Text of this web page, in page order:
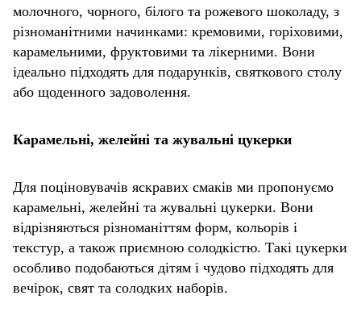
молочного, чорного, білого та рожевого шоколаду, з
різноманітними начинками: кремовими, горіховими,
карамельними, фруктовими та лікерними. Вони
ідеально підходять для подарунків, святкового столу
або щоденного задоволення.
Карамельні, желейні та жувальні цукерки
Для поціновувачів яскравих смаків ми пропонуємо
карамельні, желейні та жувальні цукерки. Вони
відрізняються різноманіттям форм, кольорів і
текстур, а також приємною солодкістю. Такі цукерки
особливо подобаються дітям і чудово підходять для
вечірок, свят та солодких наборів.